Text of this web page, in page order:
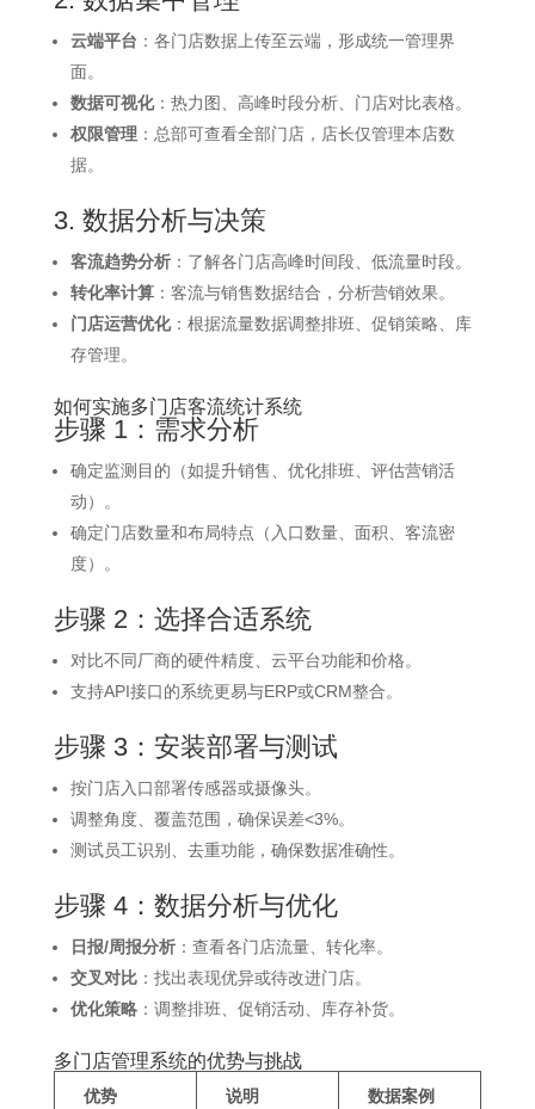
云端平台 ：各门店数据上传至云端，形成统一管理界
面。
数据可视化：热力图、高峰时段分析、门店对比表格。
权限管理：总部可查看全部门店，店长仅管理本店数
据。
3. 数据分析与决策
客流趋势分析：了解各门店高峰时间段、低流量时段。
转化率计算：客流与销售数据结合，分析营销效果。
门店运营优化：根据流量数据调整排班、促销策略、库
存管理。
如何实施多门店客流统计系统
步骤 1：需求分析
确定监测目的（如提升销售、优化排班、评估营销活
动）。
确定门店数量和布局特点（入口数量、面积、客流密
度）。
步骤 2：选择合适系统
对比不同厂商的硬件精度、云平台功能和价格。
支持API接口的系统更易与ERP或CRM整合。
步骤 3：安装部署与测试
按门店入口部署传感器或摄像头。
调整角度、覆盖范围，确保误差<3%。
测试员工识别、去重功能，确保数据准确性。
步骤 4：数据分析与优化
日报/周报分析：查看各门店流量、转化率。
交叉对比：找出表现优异或待改进门店。
优化策略：调整排班、促销活动、库存补货。
多门店管理系统的优势与挑战
优势 说明 数据案例